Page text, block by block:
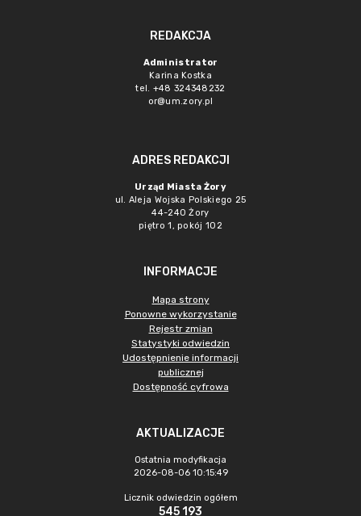
REDAKCJA
Administrator
Karina Kostka
tel. +48 324348232
or@um.zory.pl
ADRES REDAKCJI
Urząd Miasta Żory
ul. Aleja Wojska Polskiego 25
44-240 Żory
piętro 1, pokój 102
INFORMACJE
Mapa strony
Ponowne wykorzystanie
Rejestr zmian
Statystyki odwiedzin
Udostępnienie informacji
publicznej
Dostępność cyfrowa
AKTUALIZACJE
Ostatnia modyfikacja
2026-08-06 10:15:49
Licznik odwiedzin ogółem
545 193